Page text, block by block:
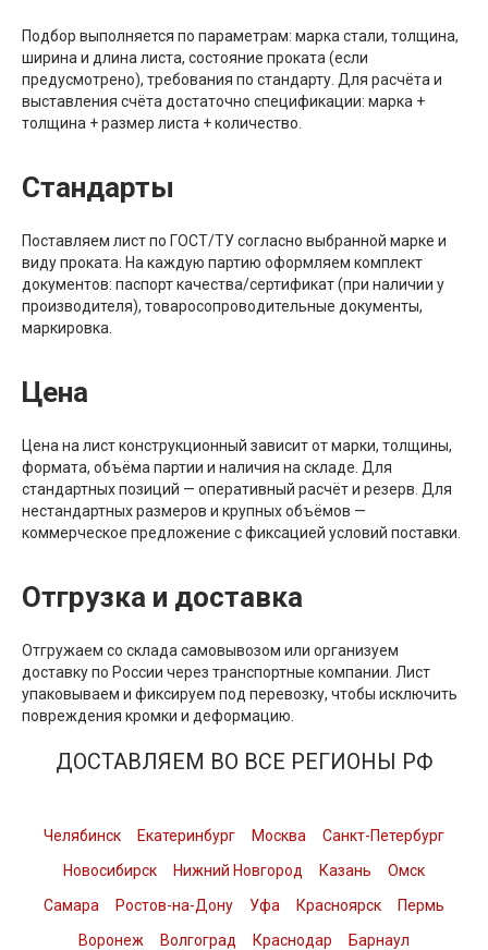
Подбор выполняется по параметрам: марка стали, толщина,
ширина и длина листа, состояние проката (если
предусмотрено), требования по стандарту. Для расчёта и
выставления счёта достаточно спецификации: марка +
толщина + размер листа + количество.
Стандарты
Поставляем лист по ГОСТ/ТУ согласно выбранной марке и
виду проката. На каждую партию оформляем комплект
документов: паспорт качества/сертификат (при наличии у
производителя), товаросопроводительные документы,
маркировка.
Цена
Цена на лист конструкционный зависит от марки, толщины,
формата, объёма партии и наличия на складе. Для
стандартных позиций — оперативный расчёт и резерв. Для
нестандартных размеров и крупных объёмов —
коммерческое предложение с фиксацией условий поставки.
Отгрузка и доставка
Отгружаем со склада самовывозом или организуем
доставку по России через транспортные компании. Лист
упаковываем и фиксируем под перевозку, чтобы исключить
повреждения кромки и деформацию.
ДОСТАВЛЯЕМ ВО ВСЕ РЕГИОНЫ РФ
Челябинск Екатеринбург Москва
Санкт-Петербург
Новосибирск
Нижний Новгород Казань
Омск
Самара
Ростов-на-Дону Уфа Красноярск
Пермь
Воронеж
Волгоград Краснодар
Барнаул